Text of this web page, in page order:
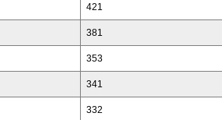
421
381
353
341
332